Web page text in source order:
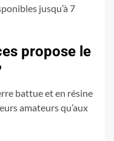
jusqu’à 7
propose le
battue et en résine
amateurs qu’aux